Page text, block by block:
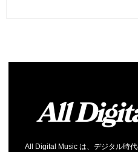
All Digital Music は、デジタル時